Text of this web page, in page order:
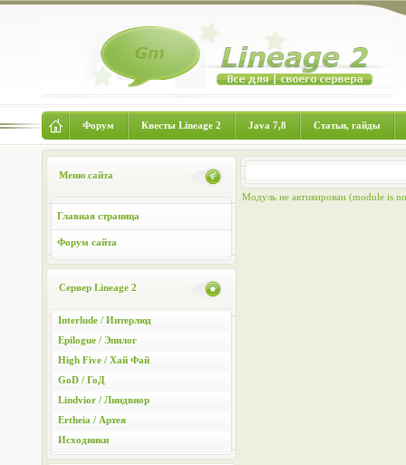
Форум Квесты Lineage 2 Java 7,8 Статьи, гайды
Меню сайта
Главная страница
Форум сайта
Сервер Lineage 2
Interlude / Интерлюд
Epilogue / Эпилог
High Five / Хай Фай
GoD / ГоД
Lindvior / Линдвиор
Ertheia / Артея
Исходники
Модуль не активирован (module is